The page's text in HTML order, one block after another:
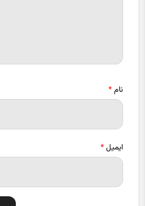
نام*
ایمیل*